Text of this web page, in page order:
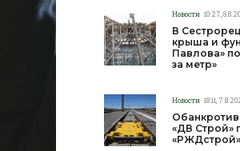
Новости 10:27,
В
крыша и
Павлова»
за метр»
Новости 18:11,
«ДВ Строй»